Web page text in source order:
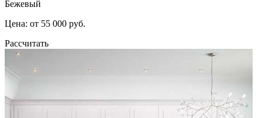
Бежевый
Цена: от 55 000 руб.
Рассчитать